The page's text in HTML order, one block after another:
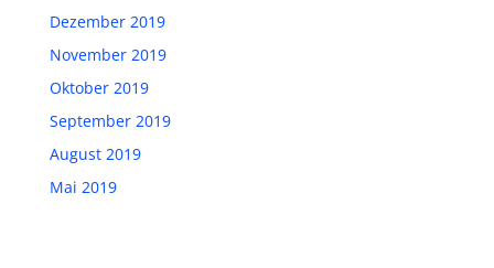
Dezember 2019
November 2019
Oktober 2019
September 2019
August 2019
Mai 2019